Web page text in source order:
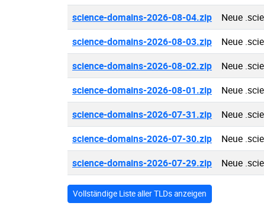
science-domains-2026-08-04.zip Neue
science-domains-2026-08-03.zip Neue
science-domains-2026-08-02.zip Neue
science-domains-2026-08-01.zip Neue
science-domains-2026-07-31.zip Neue
science-domains-2026-07-30.zip Neue
science-domains-2026-07-29.zip Neue
Vollständige Liste aller TLDs anzeigen